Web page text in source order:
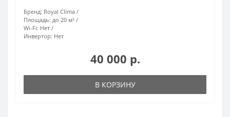
Бренд: Royal Clima
Площадь: до 20 м²
Wi-Fi: Нет
Инвертор: Нет
40 000 р.
В КОРЗИНУ